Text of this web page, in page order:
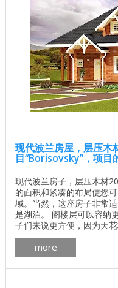
现代波兰房屋，层压木
目“Borisovsky”，项目
现代波兰房子，层压木材
的面积和紧凑的布局使您
域。当然，这座房子非常
是湖泊。 阁楼层可以容纳
子们来说更方便，因为天
够，尽管房子应客户的要
的有用面积。地板。 木屋
积 203.5平方米 屋顶面积
more